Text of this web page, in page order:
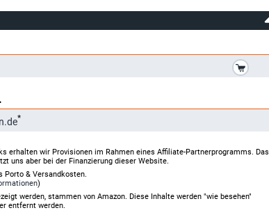
*
erhalten wir Provisionen im Rahmen eines Affiliate-Partnerprogramms. Das
uns aber bei der Finanzierung dieser Website.
Porto & Versandkosten.
)
werden, stammen von Amazon. Diese Inhalte werden "wie besehen"
entfernt werden.